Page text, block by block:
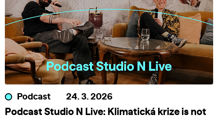
Podcast 24. 3. 2026
Podcast Studio N Live: Klimatická krize is not